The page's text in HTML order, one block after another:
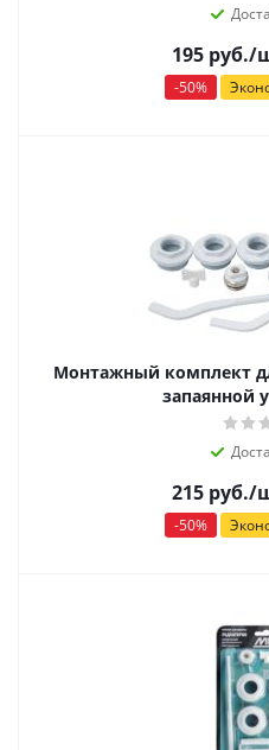
195руб./
-50%
Монтажный комплект
запаянной
215руб./
-50%